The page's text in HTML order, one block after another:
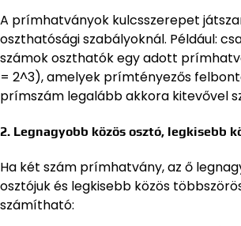
A prímhatványok kulcsszerepet
oszthatósági szabályoknál. Például:
számok oszthatók egy adott
= 2^3), amelyek prímtényezős
prímszám legalább akkora kitevővel
2. Legnagyobb közös osztó, legkisebb
Ha két szám prímhatvány, az ő
osztójuk és legkisebb közös
számítható: